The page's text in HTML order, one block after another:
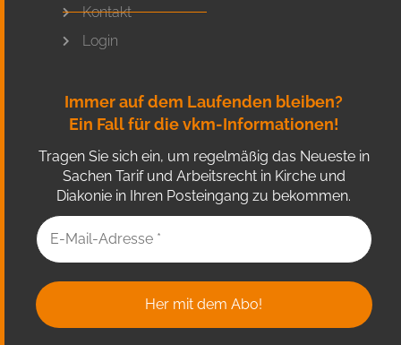
Kontakt
Login
Immer auf dem Laufenden bleiben?
Ein Fall für die vkm-Informationen!
Tragen Sie sich ein, um regelmäßig das Neueste in
Sachen Tarif und Arbeitsrecht in Kirche und
Diakonie in Ihren Posteingang zu bekommen.